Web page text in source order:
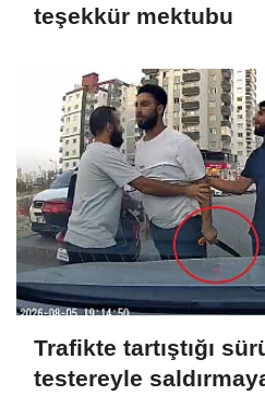
teşekkür mektubu
Trafikte tartıştığı
testereyle